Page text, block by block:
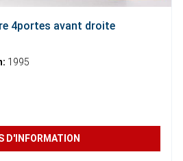
4portes avant droite
1995
D'INFORMATION